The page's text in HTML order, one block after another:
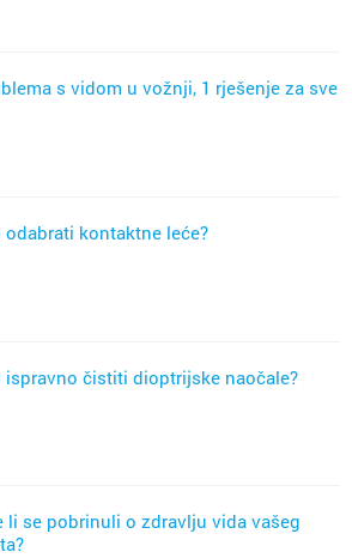
s vidom u vožnji, 1 rješenje za sve
odabrati kontaktne leće?
ispravno čistiti dioptrijske naočale?
li se pobrinuli o zdravlju vida vašeg